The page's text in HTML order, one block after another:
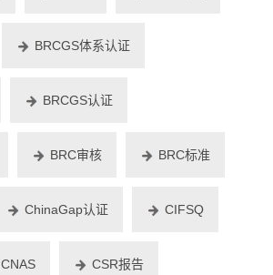
BRCGS体系认证
BRCGS认证
BRC审核 BRC标准
ChinaGap认证 CIFSQ
CNAS CSR报告